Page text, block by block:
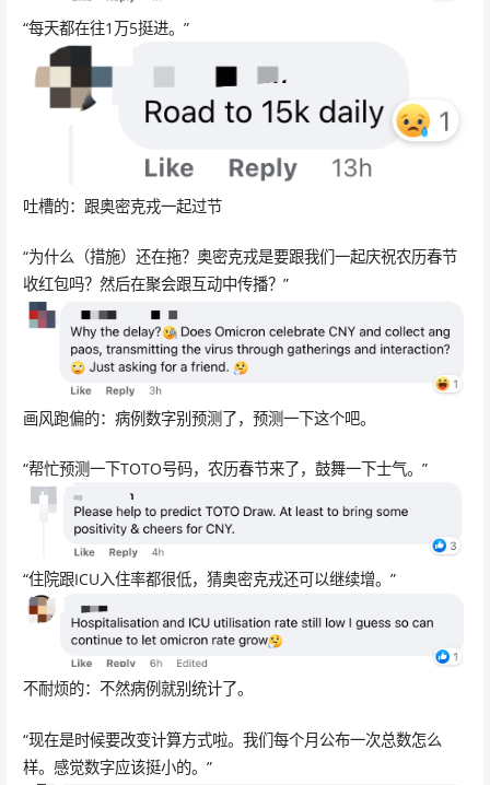
“每天都在往1万5挺进。”
吐槽的：跟奥密克戎一起过节
“为什么（措施）还在拖？奥密克戎是要跟我们一起庆祝农历春节
收红包吗？然后在聚会跟互动中传播？”
画风跑偏的：病例数字别预测了，预测一下这个吧。
“帮忙预测一下TOTO号码，农历春节来了，鼓舞一下士气。”
“住院跟ICU入住率都很低，猜奥密克戎还可以继续增。”
不耐烦的：不然病例就别统计了。
“现在是时候要改变计算方式啦。我们每个月公布一次总数怎么
样。感觉数字应该挺小的。”